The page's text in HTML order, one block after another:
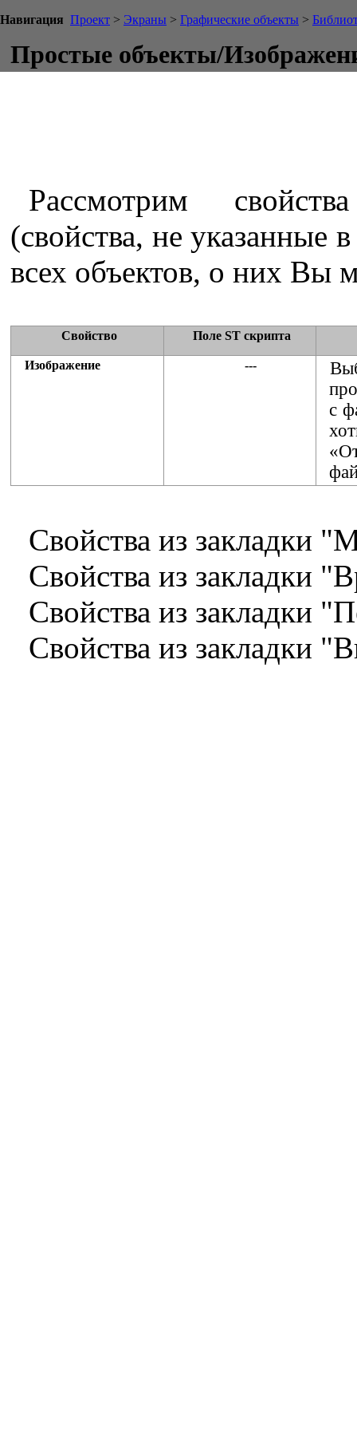
Навигация Проект > Экраны > Графические объекты >
Простые объекты/
Рассмотрим
(свойства, не указанные
всех объектов, о них Вы
Свойство Поле ST скрипта
Изображение ---
с
Свойства из закладки
Свойства из закладки
Свойства из закладки
Свойства из закладки